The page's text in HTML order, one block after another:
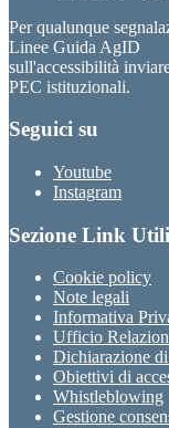
Per qualunque
Linee Guida AgID
sull'accessibilità
PEC istituzionali.
Seguici su
Youtube
Instagram
Sezione Link Utili
Cookie policy
Note legali
Informativa
Ufficio
Dichiarazione
Obiettivi di
Whistleblowing
Gestione